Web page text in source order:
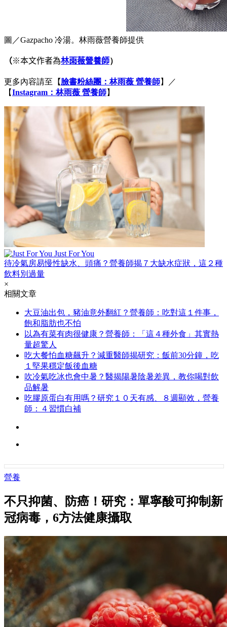
圖／Gazpacho 冷湯。林雨薇營養師提供
（※本文作者為林雨薇營養師）
更多內容請至 【臉書粉絲團：林雨薇 營養師】／
【Instagram：林雨薇 營養師】
Just For You
待冷氣房易慢性缺水、頭痛？營養師揭７大缺水症狀，這２種
飲料別過量
×
相關文章
大豆油出包，豬油意外翻紅？營養師：吃對這１件事，
飽和脂肪也不怕
以為有菜有肉很健康？營養師：「這４種外食」其實熱
量超驚人
吃大餐怕血糖飆升？減重醫師揭研究：飯前30分鐘，吃
１堅果穩定飯後血糖
吹冷氣吃冰也會中暑？醫揭陽暑陰暑差異，教你喝對飲
品解暑
吃膠原蛋白有用嗎？研究１０天有感、８週顯效，營養
師：４習慣白補
營養
不只抑菌、防癌！研究：單寧酸可抑制新
冠病毒，6方法健康攝取